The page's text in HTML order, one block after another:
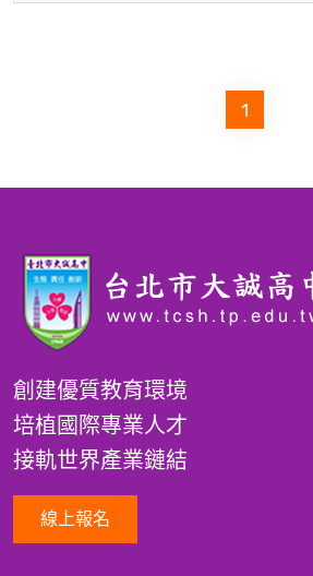
1
創建優質教育環境
培植國際專業人才
接軌世界產業鏈結
線上報名